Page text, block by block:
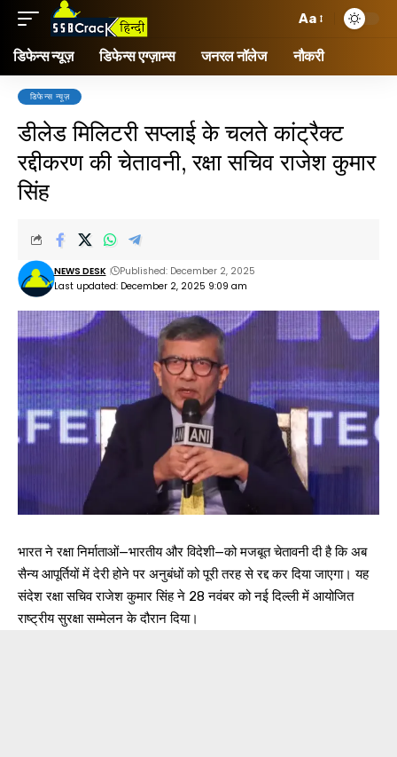
Aa
डिफेन्स न्यूज़ डिफेन्स एग्ज़ाम्स जनरल नॉलेज नौकरी
डिफेन्स न्यूज़
डीलेड मिलिटरी सप्लाई के चलते कांट्रैक्ट
रद्दीकरण की चेतावनी, रक्षा सचिव राजेश कुमार
सिंह
Last updated: December 2, 2025 9:09 am
NEWS DESK Published: December 2, 2025
भारत ने रक्षा निर्माताओं—भारतीय और विदेशी—को मजबूत चेतावनी दी है कि अब
सैन्य आपूर्तियों में देरी होने पर अनुबंधों को पूरी तरह से रद्द कर दिया जाएगा। यह
संदेश रक्षा सचिव राजेश कुमार सिंह ने 28 नवंबर को नई दिल्ली में आयोजित
राष्ट्रीय सुरक्षा सम्मेलन के दौरान दिया।